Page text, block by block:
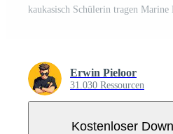
Erwin Pieloor
31.030 Ressourcen
Kostenloser